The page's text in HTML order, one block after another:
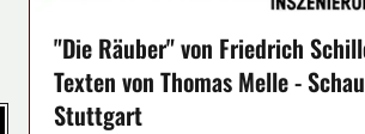
"Die Räuber" von Friedrich
Texten von Thomas Melle -
Stuttgart